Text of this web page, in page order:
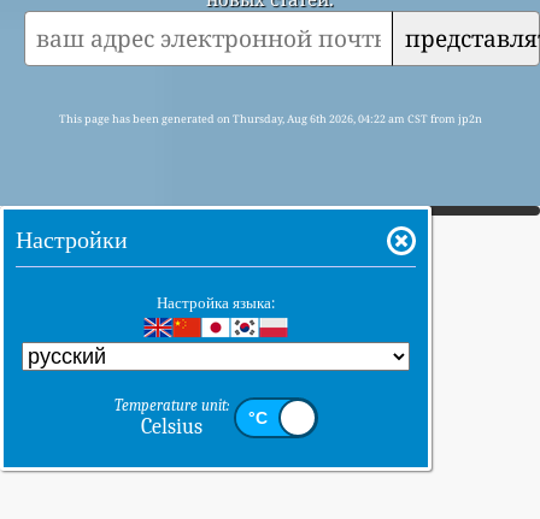
This page has been generated on Thursday, Aug 6th 2026, 04:22 am CST from jp2n
Настройки
Настройка языка:
Temperature unit:
Celsius